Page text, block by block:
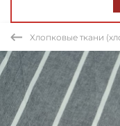
Хлопковые ткани
СКИДКА